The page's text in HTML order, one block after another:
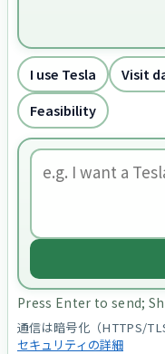
I use Tesla Visit
Feasibility
Press Enter to send;
通信は暗号化（HTTPS/
セキュリティの詳細